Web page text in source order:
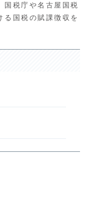
国税庁や名古屋国税
る国税の賦課徴収を